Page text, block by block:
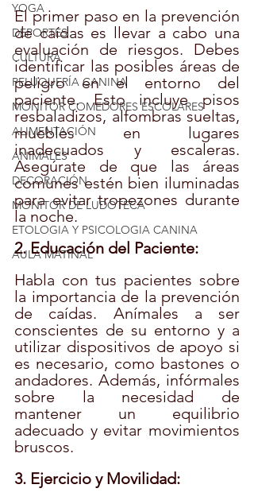
YOGA
DEPORTES
CULTURA
PELUQUERÍA CANINA
MONITOR COMEDORES ESCOLARES
ALIMENTACIÓN
ANIMALES
DECORACIÓN
MONITOR DE LUDOTECA
ETOLOGIA Y PSICOLOGIA CANINA
AULA MATINAL
El primer paso en la prevención
de caídas es llevar a cabo una
evaluación de riesgos. Debes
identificar las posibles áreas de
peligro en el entorno del
paciente. Esto incluye pisos
resbaladizos, alfombras sueltas,
muebles en lugares
inadecuados y escaleras.
Asegúrate de que las áreas
comunes estén bien iluminadas
para evitar tropezones durante
la noche.
2. Educación del Paciente:
Habla con tus pacientes sobre
la importancia de la prevención
de caídas. Anímales a ser
conscientes de su entorno y a
utilizar dispositivos de apoyo si
es necesario, como bastones o
andadores. Además, infórmales
sobre la necesidad de
mantener un equilibrio
adecuado y evitar movimientos
bruscos.
3. Ejercicio y Movilidad: